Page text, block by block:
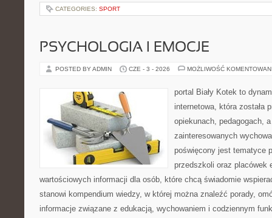
CATEGORIES: SPORT
PSYCHOLOGIA I EMOCJE
POSTED BY ADMIN CZE - 3 - 2026 MOŻLIWOŚĆ
portal Biały Kotek to
internetowa, która została
opiekunach, pedagogach,
zainteresowanych
poświęcony jest tematyce
przedszkoli oraz placówek
wartościowych informacji dla osób, które chcą świadomie
stanowi kompendium wiedzy, w której można znaleźć porady,
informacje związane z edukacją, wychowaniem i codziennym